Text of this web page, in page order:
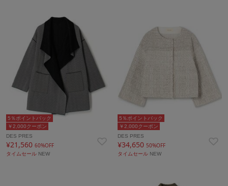
￥2,000クーポン
5％ポイントバック
DES PRES
¥21,560 60%OFF
タイムセール NEW
￥2,000クーポン
5％ポイントバック
DES PRES
¥34,65050%OFF
タイムセール NEW